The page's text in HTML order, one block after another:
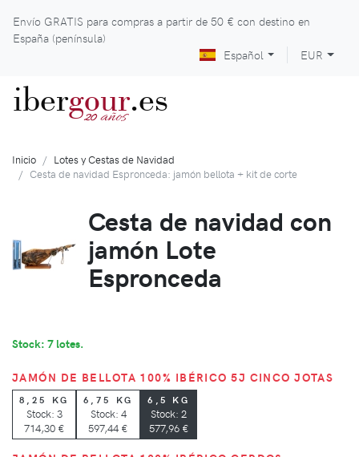
Envío GRATIS para compras a partir de 50 € con destino en
España (península)
Español
EUR
ibergour
20 años .es
Inicio
Lotes y Cestas de Navidad
Cesta de navidad Espronceda: jamón bellota + kit de corte
Cesta de navidad con
jamón Lote
Espronceda
Stock: 7 lotes.
JAMÓN DE BELLOTA 100% IBÉRICO 5J CINCO JOTAS
8,25 KG
Stock: 3
714,30 €
6,75 KG
Stock: 4
597,44 €
6,5 KG
Stock: 2
577,96 €